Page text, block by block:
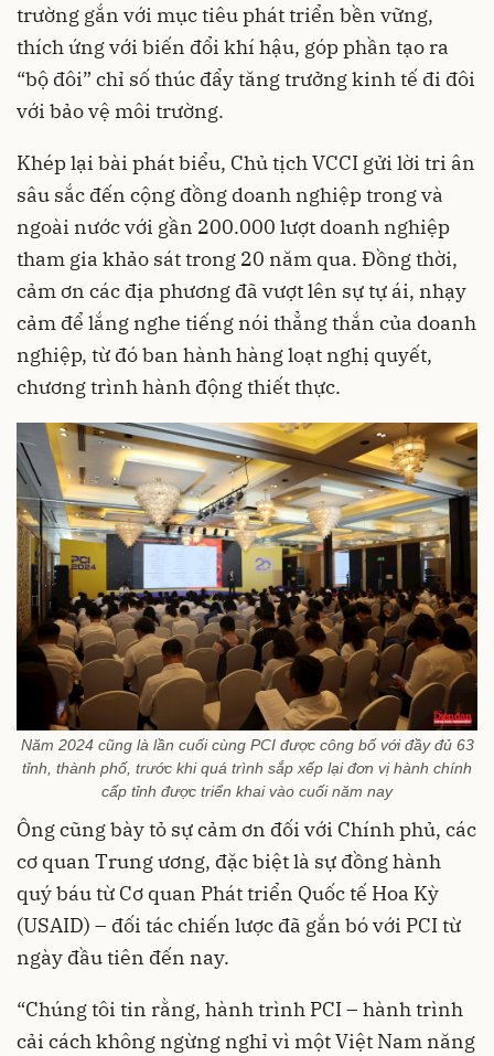
trường gắn với mục tiêu phát triển bền vững,
thích ứng với biến đổi khí hậu, góp phần tạo ra
“bộ đôi” chỉ số thúc đẩy tăng trưởng kinh tế đi đôi
với bảo vệ môi trường.
Khép lại bài phát biểu, Chủ tịch VCCI gửi lời tri ân
sâu sắc đến cộng đồng doanh nghiệp trong và
ngoài nước với gần 200.000 lượt doanh nghiệp
tham gia khảo sát trong 20 năm qua. Đồng thời,
cảm ơn các địa phương đã vượt lên sự tự ái, nhạy
cảm để lắng nghe tiếng nói thẳng thắn của doanh
nghiệp, từ đó ban hành hàng loạt nghị quyết,
chương trình hành động thiết thực.
Năm 2024 cũng là lần cuối cùng PCI được công bố với đầy đủ 63
tỉnh, thành phố, trước khi quá trình sắp xếp lại đơn vị hành chính
cấp tỉnh được triển khai vào cuối năm nay
Ông cũng bày tỏ sự cảm ơn đối với Chính phủ, các
cơ quan Trung ương, đặc biệt là sự đồng hành
quý báu từ Cơ quan Phát triển Quốc tế Hoa Kỳ
(USAID) – đối tác chiến lược đã gắn bó với PCI từ
ngày đầu tiên đến nay.
“Chúng tôi tin rằng, hành trình PCI – hành trình
cải cách không ngừng nghỉ vì một Việt Nam năng